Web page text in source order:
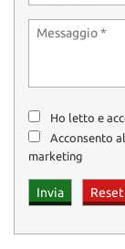
Ho letto e
Acconsento
marketing